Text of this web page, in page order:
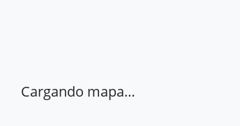
Cargando mapa…